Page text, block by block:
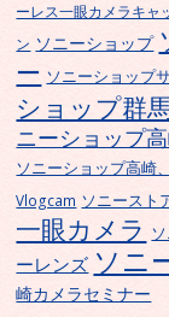
ーレス一眼カメラキャ
ン ソニーショップ
ー ソニーショップ
ショップ群
ニーショップ
ソニーショップ高崎
Vlogcam ソニースト
一眼カメラ
ーレンズ ソニ
崎カメラセミナー